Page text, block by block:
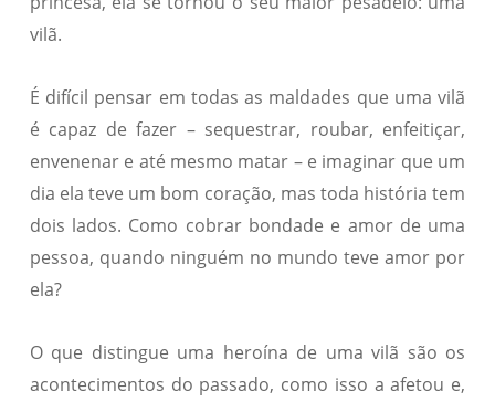
vilã.
É difícil pensar em todas as maldades que uma vilã
é capaz de fazer – sequestrar, roubar, enfeitiçar,
envenenar e até mesmo matar – e imaginar que um
dia ela teve um bom coração, mas toda história tem
dois lados. Como cobrar bondade e amor de uma
pessoa, quando ninguém no mundo teve amor por
ela?
O que distingue uma heroína de uma vilã são os
acontecimentos do passado, como isso a afetou e,